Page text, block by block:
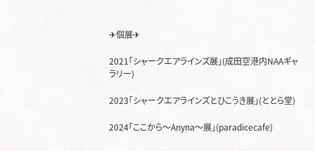
✈個展✈
2021「シャークエアラインズ展」(成田空港内NAAギャ
ラリー)
2023「シャークエアラインズとひこうき展」(ととら堂)
2024「ここから～Anyna～展」(paradicecafe)